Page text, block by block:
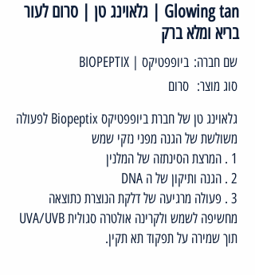
Glowing tan | גלאוינג טן | סרום לעור
בריא ומלא ברק
ביופפטיקס | BIOPEPTIX שם חברה:
סרום סוג מוצר:
גלאוינג טן של חברת ביופפטיקס Biopeptix לפעולה
משולשת של הגנה מפני נזקי שמש
1 . המרצת הסינתזה של המלנין
2 . הגנה ותיקון של ה DNA
3 . פעולה מרגיעה של דלקת הנוצרת כתוצאה
מחשיפה לשמש ולקרינה אולטרה סגולית UVA/UVB
תוך שמירה על תפקוד תא תקין.